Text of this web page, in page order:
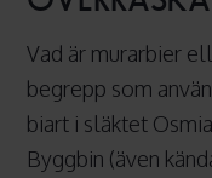
10
överraskande
fakta
Vad är murarbier
begrepp som
biart i släktet
Byggbin (även